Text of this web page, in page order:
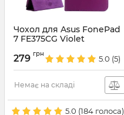
Чохол для Asus FonePad
7 FE375CG Violet
279 грн
5.0 (5)
Немає на складі
5.0 (184 голоса)